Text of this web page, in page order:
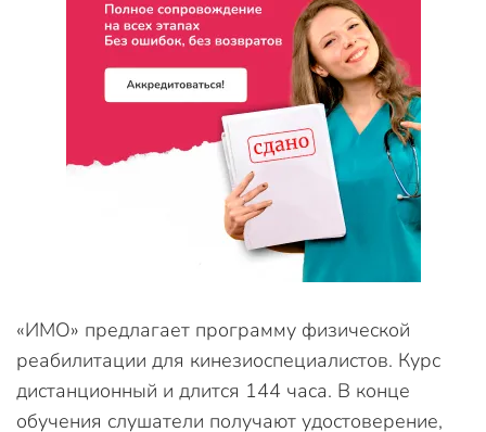
«ИМО» предлагает программу физической
реабилитации для кинезиоспециалистов. Курс
дистанционный и длится 144 часа. В конце
обучения слушатели получают удостоверение,